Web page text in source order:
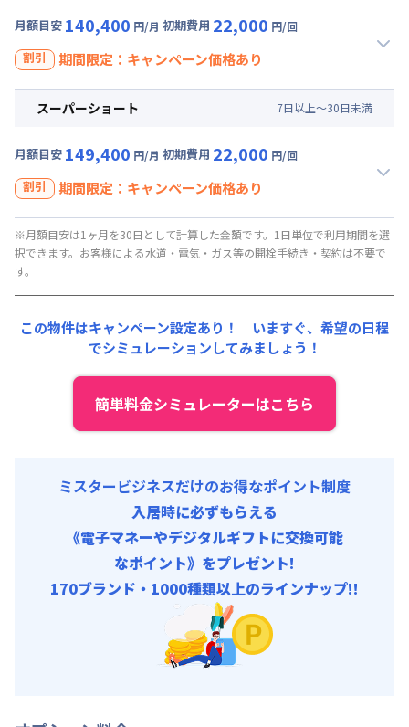
▼ロング 利用時の料金詳細
賃料 : 84,000円/月 (2,800円/日)
光熱費他 : 24,000円/月 (800円/日) (税抜)
清掃料他 :
25,000円/回 (税抜)
管理費: 24,000円/月 (800円/日)
初期費用
入居開始日2026年8月10日〜 2026年9月30日
、賃料30%引きキャンペーン（26,100円/月・割引）
キャンペーン価格: 月額目安111,300円/月初期費用27,500
円/回 にてご利用いただけます！
▼ミドル 利用時の料金詳細
賃料 : 87,000円/月 (2,900円/日)
光熱費他 : 24,000円/月 (800円/日) (税抜)
清掃料他 : 20,000円/回 (税抜)
その他費用 :
管理費: 24,000円/月 (800円/日)
契約事務手数料 : 5,000円/回 (税抜)
月額目安 140,400 円/月 初期費用 22,000 円/回
割引 期間限定：キャンペーン価格あり
【即割｜9月30日まで入居の方に朗報】全期間賃料30％OFF
入居開始日2026年8月10日〜 2026年9月30日
、賃料30%引きキャンペーン（27,000円/月・割引）
キャンペーン価格: 月額目安113,400円/月初期費用22,000
円/回 にてご利用いただけます！
▼
月額賃料目安(30日利用)
賃料 : 90,000円/月 (3,000円/日)
24,000円/月 (800円/日) (税抜)
清掃料他 : 15,000円/回 (税抜)
:
スーパーショート 7日以上～30日未満
月額目安 149,400 円/月 初期費用 22,000 円/回
割引 期間限定：キャンペーン価格あり
割引
【即割｜9月30日まで入居の方に朗報】全期間賃料30％OFF
入居開始日2026年8月10日〜2026年9月30日に限り
キャンペーン価格: 月額目安 119,700 円/月 初期費用
スーパーショート利用時の料金詳細
月額賃料目安(30日利用)
光熱費他 : 24,000円/月 (800円/日) (税抜)
15,000円/回 (税抜)
その他費用 :
24,000円/月 (800円/日)
契約事務手数料 : 5,000円/回 (税抜)
※月額目安は1ヶ月を30日として計算した金額です。1日単位で利用期間を選
択できます。お客様による水道・電気・ガス等の開栓手続き・契約は不要で
す。
この物件はキャンペーン設定あり！ いますぐ、 希望の日程
でシミュレーションしてみましょう！
簡単料金シミュレーターはこちら
ミスタービジネスだけのお得なポイント制度
入居時に必ずもらえる
《電子マネーやデジタルギフトに交換可能
なポイント》をプレゼント!
170ブランド・1000種類以上のラインナップ!!